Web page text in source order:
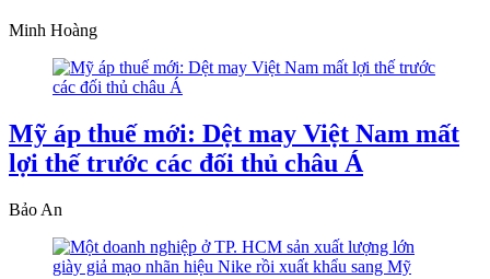
Minh Hoàng
Mỹ áp thuế mới: Dệt may Việt Nam mất
lợi thế trước các đối thủ châu Á
Bảo An